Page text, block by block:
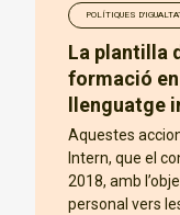
POLÍTIQUES
La plantilla
formació
llenguatge
Aquestes
Intern, que el
2018, amb
personal vers